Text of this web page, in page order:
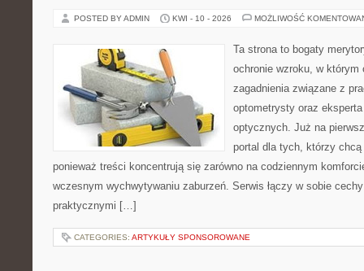
POSTED BY ADMIN KWI - 10 - 2026 MOŻLIWOŚĆ
Ta strona to bogaty
ochronie wzroku, w
zagadnienia związane z
optometrysty oraz
optycznych. Już na
portal dla tych, którzy
ponieważ treści koncentrują się zarówno na codziennym
wczesnym wychwytywaniu zaburzeń. Serwis łączy w sobie
praktycznymi […]
CATEGORIES: ARTYKUŁY SPONSOROWANE